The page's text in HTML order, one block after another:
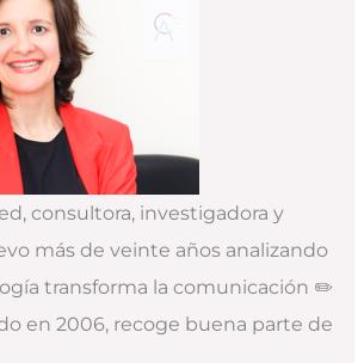
consultora, investigadora y
más de veinte años analizando
transforma la comunicación ✏️
en 2006, recoge buena parte de